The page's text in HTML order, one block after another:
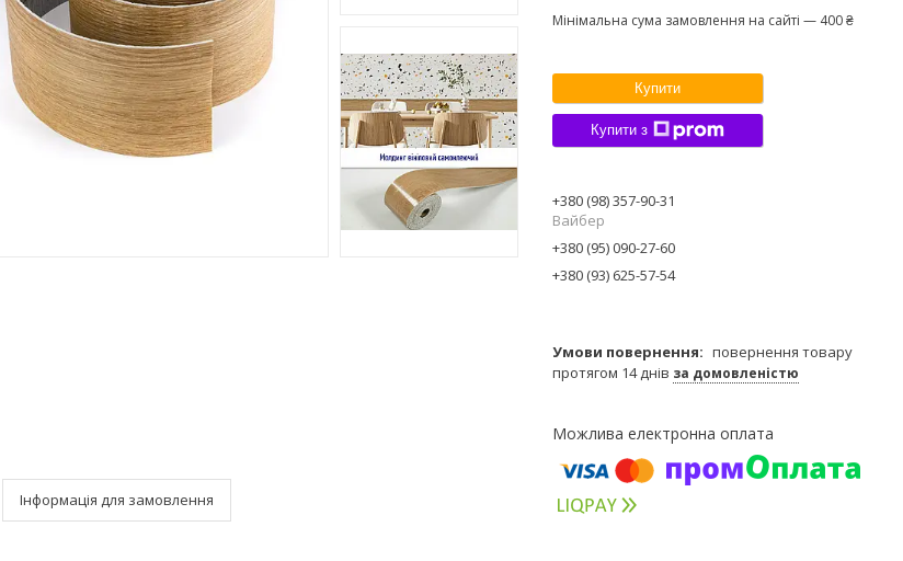
Інформація для замовлення
Мінімальна сума замовлення на сайті — 400 ₴
Купити
Купити з
+380 (98) 357-90-31
Вайбер
+380 (95) 090-27-60
+380 (93) 625-57-54
повернення товару
протягом 14 днів за домовленістю